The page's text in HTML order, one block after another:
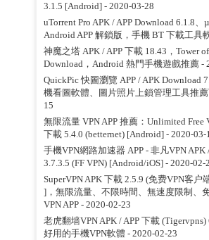
3.1.5 [Android]- 2020-03-28
uTorrent Pro APK / APP Download 6.1.8、
Android APP 解鎖版，手機 BT 下載工具
神魔之塔 APK / APP 下載 18.43，Tower
Download，Android 熱門手機遊戲推薦-
QuickPic 快圖瀏覽 APP / APK Download
機看圖軟體、圖片照片上鎖管理工具推
15
無限流量 VPN APP 推薦：Unlimited Free
下載 5.4.0 (betternet) [Android]- 2020-03-
手機VPN網路加速器 APP - 非凡VPN APK
3.7.3.5 (FF VPN) [Android/iOS]- 2020-02-
SuperVPN APK 下載 2.5.9 (免费VPN客户
]，無限流量、不限時間、無速度限制、
VPN APP- 2020-02-23
老虎翻墙VPN APK / APP 下載 (Tigervpns)
好用的手機VPN軟體 - 2020-02-23